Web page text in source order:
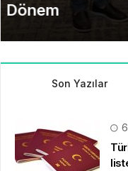
Manevi
Son Yazılar